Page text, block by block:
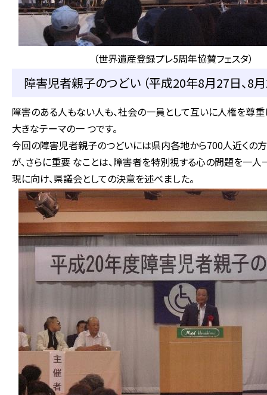
（世界遺産登録プレ5周年協賛フェスタ）
障害児者親子のつどい （平成20年8月27日、8月
障害のある人もない人も、社会の一員として互いに人権を尊
大きなテーマの一 つです。
今回の障害児者親子のつどいには県内各地から700人近くの
が、さらに重要 なことは、障害者を特別視する心の問題を一
現に向け、県議会としての決意を述べました。